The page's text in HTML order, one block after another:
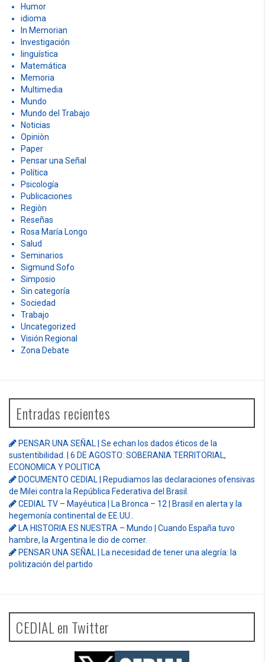
Humor
idioma
In Memorian
Investigación
linguística
Matemática
Memoria
Multimedia
Mundo
Mundo del Trabajo
Noticias
Opiniòn
Paper
Pensar una Señal
Política
Psicología
Publicaciones
Regiòn
Reseñas
Rosa María Longo
Salud
Seminarios
Sigmund Sofo
Simposio
Sin categoría
Sociedad
Trabajo
Uncategorized
Visión Regional
Zona Debate
Entradas recientes
PENSAR UNA SEÑAL | Se echan los dados éticos de la
sustentibilidad. | 6 DE AGOSTO: SOBERANIA TERRITORIAL,
ECONOMICA Y POLITICA
DOCUMENTO CEDIAL | Repudiamos las declaraciones ofensivas
de Milei contra la República Federativa del Brasil.
CEDIAL TV – Mayéutica | La Bronca – 12 | Brasil en alerta y la
hegemonía continental de EE.UU..
LA HISTORIA ES NUESTRA – Mundo | Cuando España tuvo
hambre, la Argentina le dio de comer.
PENSAR UNA SEÑAL | La necesidad de tener una alegría: la
politización del partido
CEDIAL en Twitter